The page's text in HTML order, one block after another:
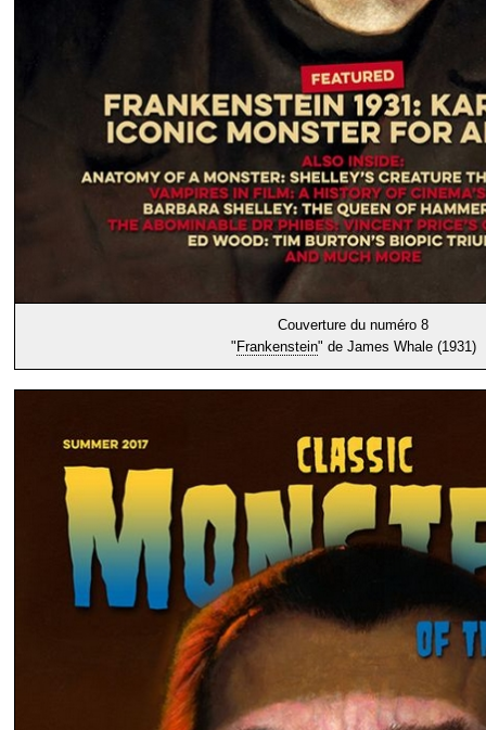
Couverture du numéro 8
" Frankenstein" de James Whale (1931)